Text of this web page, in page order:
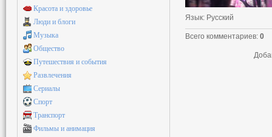
Язык: Русский
Всего комментариев: 0
Красота и здоровье
Люди и блоги
Музыка
Общество
Путешествия и события
Развлечения
Сериалы
Спорт
Транспорт
Фильмы и анимация